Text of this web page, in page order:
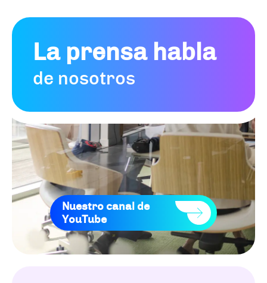
La prensa habla
de nosotros
Nuestro canal de
YouTube